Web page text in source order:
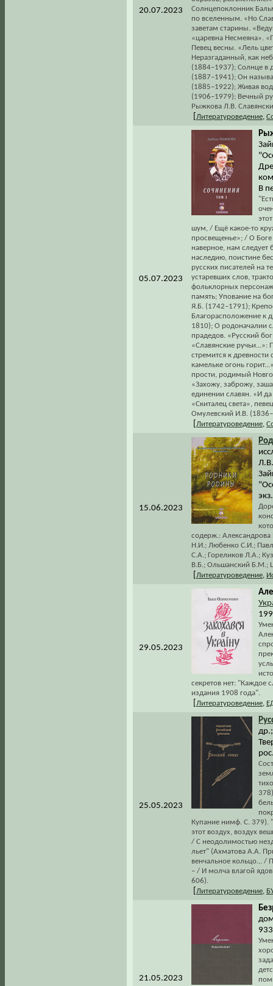
20.07.2023
Солнцепоклонник
по вселенным. «Но
заветам старины.
«царевна Несмеяна».
Певец весны. «Лель
Неразгаданный, как
(1884–1937); Солнце в
(1887–1941); Он
(1885–1922); Живая
(1906–1979); Вечный
Рыжкова Л.В.
Литературоведение
05.07.2023
В
шум, / Ещё какое-то
просвещенье»; / О
наверное, нам следует
наследию, поистине
русских писателей на
устаревших слов,
фольклорных
память; Упование на
Я.Б. (1742–1791);
Благорасположение к
1810); О родоначалии
прадедов. «Русский
«Славянские
стремится к
камельке огонь
прости, родимый
«Захожу, заброжу,
единении славян. «И
«Скиталец света»,
Омулевский И.В.
Литературоведение
15.06.2023
содерж.:
Н.И.; Любенко С.И.;
С.А.; Гореликов Л.А.;
В.Б.; Ольшанский Б.М.;
Литературоведение
29.05.2023
секретов нет: "Каждое
издания 1908 года".
Литературоведение
25.05.2023
Купание нимф. С. 379).
этот воздух, воздух
/ С неодолимостью
льет" (Ахматова А.А.
венчальное кольцо... /
– / И молча влагой
606).
Литературоведение
21.05.2023